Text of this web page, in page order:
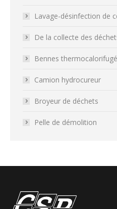
Lavage-désinfection de
De la collecte des
Bennes
Camion hydrocureur
Broyeur de déchets
Pelle de démolition